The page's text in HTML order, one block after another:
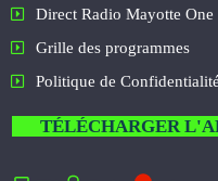
Direct Radio Mayotte One
Grille des programmes
Politique de Confidentialité
TÉLÉCHARGER